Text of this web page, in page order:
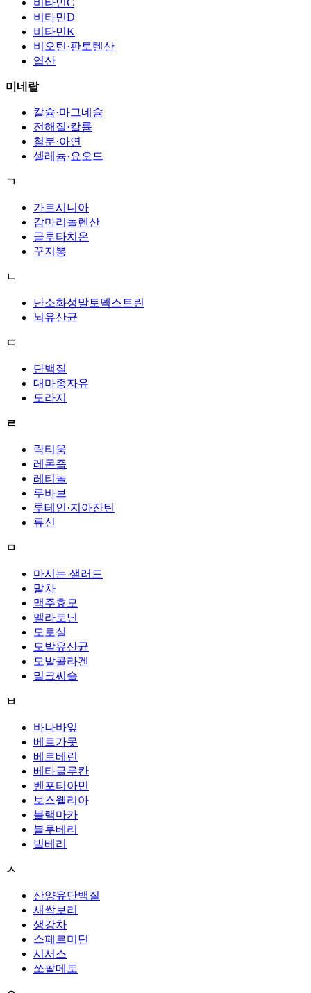
비타민D
비타민K
비오틴·판토텐산
엽산
미네랄
칼슘·마그네슘
전해질·칼륨
철분·아연
셀레늄·요오드
ㄱ
가르시니아
감마리놀렌산
글루타치온
꾸지뽕
ㄴ
난소화성말토덱스트린
뇌유산균
ㄷ
단백질
대마종자유
도라지
ㄹ
락티움
레몬즙
레티놀
루바브
루테인·지아잔틴
류신
ㅁ
마시는 샐러드
말차
맥주효모
멜라토닌
모로실
모발유산균
모발콜라겐
밀크씨슬
ㅂ
바나바잎
베르가못
베르베린
베타글루칸
벤포티아민
보스웰리아
블랙마카
블루베리
빌베리
ㅅ
산양유단백질
새싹보리
생강차
스페르미딘
시서스
쏘팔메토